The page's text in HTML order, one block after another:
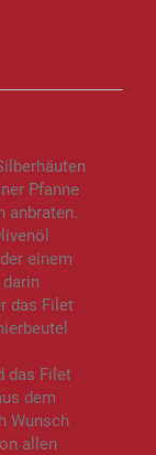
Pfanne
anbraten.
einem
das Filet
das Filet
dem
Wunsch
allen